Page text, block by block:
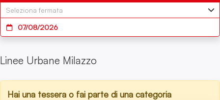
07/08/2026
Linee Urbane Milazzo
Hai una tessera o fai parte di una categoria